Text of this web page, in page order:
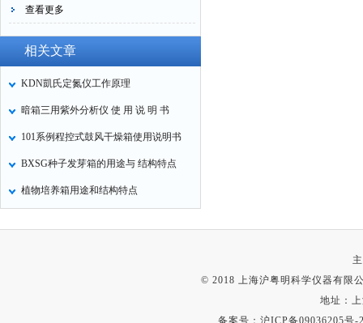
查看更多
相关文章
KDN凱氏定氮仪工作原理
暗箱三用紫外分析仪 使 用 说 明 书
101系例程控式鼓风干燥箱使用说明书
BXSG种子发芽箱的用途与 结构特点
植物培养箱用途和结构特点
© 2018 上海沪粤明科学仪器有限
地址：
备案号：沪ICP备09036205号-